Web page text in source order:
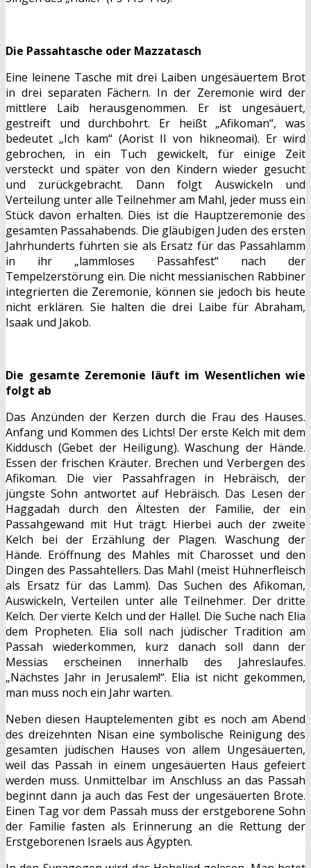
Die Passahtasche oder Mazzatasch
Eine leinene Tasche mit drei Laiben ungesäuertem Brot
in drei separaten Fächern. In der Zeremonie wird der
mittlere Laib herausgenommen. Er ist ungesäuert,
gestreift und durchbohrt. Er heißt „Afikoman“, was
bedeutet „Ich kam“ (Aorist II von hikneomai). Er wird
gebrochen, in ein Tuch gewickelt, für einige Zeit
versteckt und später von den Kindern wieder gesucht
und zurückgebracht. Dann folgt Auswickeln und
Verteilung unter alle Teilnehmer am Mahl, jeder muss ein
Stück davon erhalten. Dies ist die Hauptzeremonie des
gesamten Passahabends. Die gläubigen Juden des ersten
Jahrhunderts führten sie als Ersatz für das Passahlamm
in ihr „lammloses Passahfest“ nach der
Tempelzerstörung ein. Die nicht messianischen Rabbiner
integrierten die Zeremonie, können sie jedoch bis heute
nicht erklären. Sie halten die drei Laibe für Abraham,
Isaak und Jakob.
Die gesamte Zeremonie läuft im Wesentlichen wie
folgt ab
Das Anzünden der Kerzen durch die Frau des Hauses.
Anfang und Kommen des Lichts! Der erste Kelch mit dem
Kiddusch (Gebet der Heiligung). Waschung der Hände.
Essen der frischen Kräuter. Brechen und Verbergen des
Afikoman. Die vier Passahfragen in Hebräisch, der
jüngste Sohn antwortet auf Hebräisch. Das Lesen der
Haggadah durch den Ältesten der Familie, der ein
Passahgewand mit Hut trägt. Hierbei auch der zweite
Kelch bei der Erzählung der Plagen. Waschung der
Hände. Eröffnung des Mahles mit Charosset und den
Dingen des Passahtellers. Das Mahl (meist Hühnerfleisch
als Ersatz für das Lamm). Das Suchen des Afikoman,
Auswickeln, Verteilen unter alle Teilnehmer. Der dritte
Kelch. Der vierte Kelch und der Hallel. Die Suche nach Elia
dem Propheten. Elia soll nach jüdischer Tradition am
Passah wiederkommen, kurz danach soll dann der
Messias erscheinen innerhalb des Jahreslaufes.
„Nächstes Jahr in Jerusalem!“. Elia ist nicht gekommen,
man muss noch ein Jahr warten.
Neben diesen Hauptelementen gibt es noch am Abend
des dreizehnten Nisan eine symbolische Reinigung des
gesamten jüdischen Hauses von allem Ungesäuerten,
weil das Passah in einem ungesäuerten Haus gefeiert
werden muss. Unmittelbar im Anschluss an das Passah
beginnt dann ja auch das Fest der ungesäuerten Brote.
Einen Tag vor dem Passah muss der erstgeborene Sohn
der Familie fasten als Erinnerung an die Rettung der
Erstgeborenen Israels aus Ägypten.